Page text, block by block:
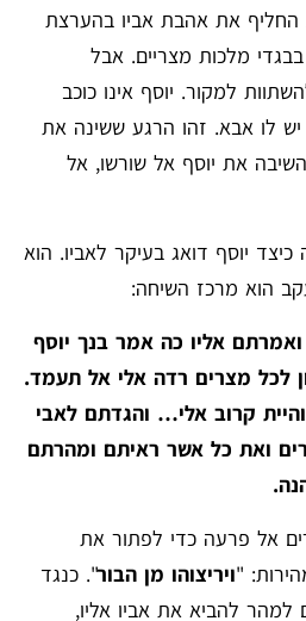
החליף את אהבת אביו בהערצת
מלכות מצריים. אבל
למקור. יוסף אינו כוכב
יש לו אבא. זהו הרגע ששינה את
את יוסף אל שורשו, אל
יוסף דואג בעיקר לאביו. הוא
הוא מרכז השיחה:
אליו כה אמר בנך יוסף
לכל מצרים רדה אלי אל תעמד.
קרוב אלי… והגדתם לאבי
ואת כל אשר ראיתם ומהרתם
אל פרעה כדי לפתור את
"ויריצוהו מן הבור". כנגד
להביא את אביו אליו,